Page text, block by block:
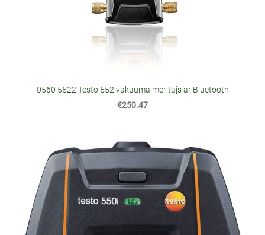
0560 5522 Testo 552 vakuuma mērītājs ar Bluetooth
€250.47